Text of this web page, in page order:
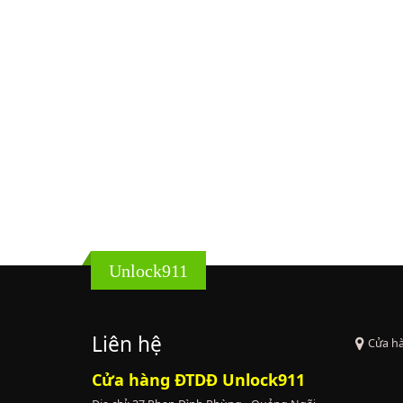
Unlock911
Liên hệ
Cửa hàng ĐTDĐ Unlock911
Cửa